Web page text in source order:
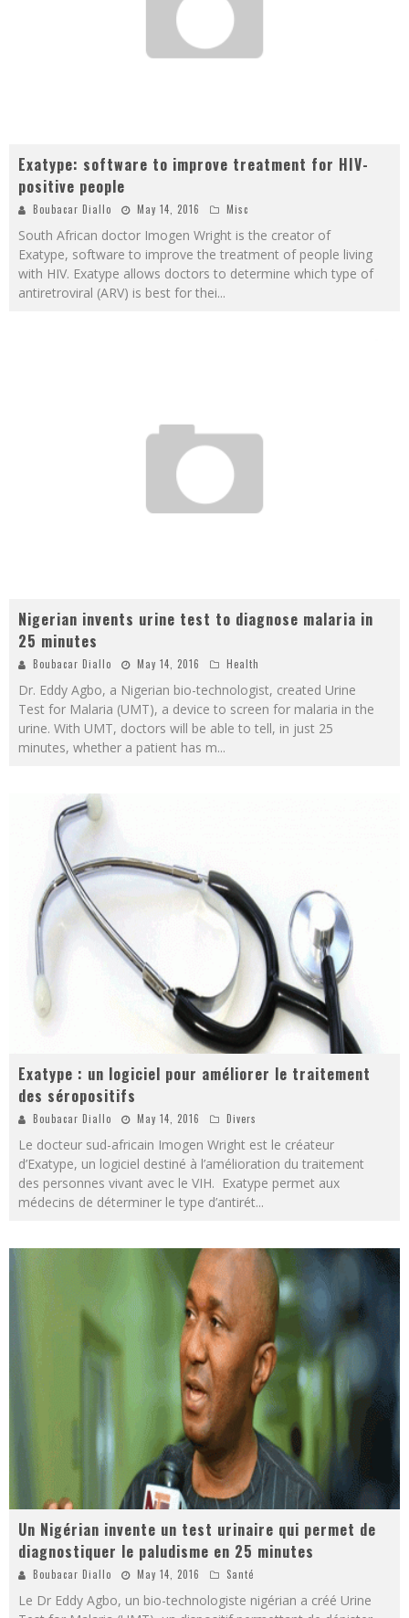
Exatype: software to improve treatment for HIV-
positive people
Boubacar Diallo May 14, 2016 Misc
South African doctor Imogen Wright is the creator of
Exatype, software to improve the treatment of people living
with HIV. Exatype allows doctors to determine which type of
antiretroviral (ARV) is best for thei...
Nigerian invents urine test to diagnose malaria in
25 minutes
Boubacar Diallo May 14, 2016 Health
Dr. Eddy Agbo, a Nigerian bio-technologist, created Urine
Test for Malaria (UMT), a device to screen for malaria in the
urine. With UMT, doctors will be able to tell, in just 25
minutes, whether a patient has m...
Exatype : un logiciel pour améliorer le traitement
des séropositifs
Boubacar Diallo May 14, 2016 Divers
Le docteur sud-africain Imogen Wright est le créateur
d’Exatype, un logiciel destiné à l’amélioration du traitement
des personnes vivant avec le VIH. Exatype permet aux
médecins de déterminer le type d’antirét...
Un Nigérian invente un test urinaire qui permet de
diagnostiquer le paludisme en 25 minutes
Boubacar Diallo May 14, 2016 Santé
Le Dr Eddy Agbo, un bio-technologiste nigérian a créé Urine